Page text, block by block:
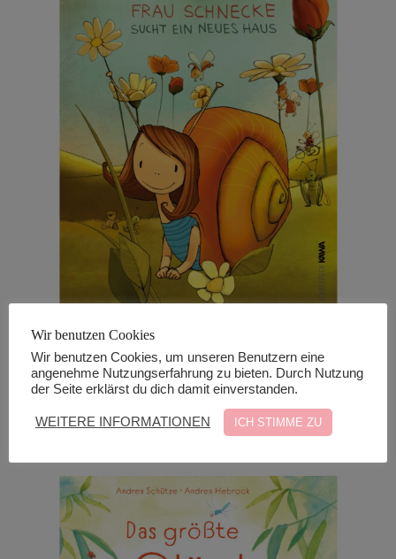
Kinderbuch „Frau Schnecke sucht ein neues Haus“
(Hardcover)
14,90
Wir benutzen Cookies
Wir benutzen Cookies, um unseren Benutzern eine
angenehme Nutzungserfahrung zu bieten. Durch Nutzung
der Seite erklärst du dich damit einverstanden.
WEITERE INFORMATIONEN ICH STIMME ZU